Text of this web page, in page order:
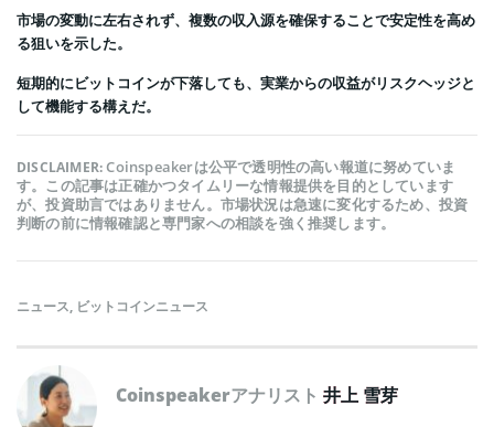
市場の変動に左右されず、複数の収入源を確保することで安定性を高め
る狙いを示した。
短期的にビットコインが下落しても、実業からの収益がリスクヘッジと
して機能する構えだ。
DISCLAIMER:Coinspeakerは公平で透明性の高い報道に努めていま
す。この記事は正確かつタイムリーな情報提供を目的としています
が、投資助言ではありません。市場状況は急速に変化するため、投資
判断の前に情報確認と専門家への相談を強く推奨します。
ニュース, ビットコインニュース
Coinspeakerアナリスト 井上 雪芽